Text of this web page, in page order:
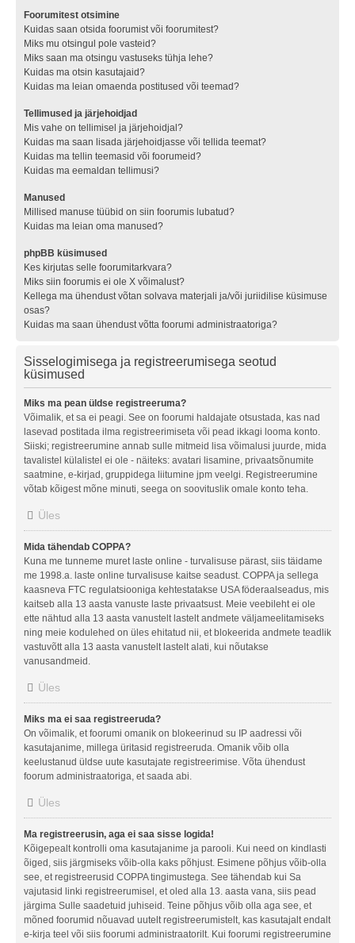
Foorumitest otsimine
Kuidas saan otsida foorumist või foorumitest?
Miks mu otsingul pole vasteid?
Miks saan ma otsingu vastuseks tühja lehe?
Kuidas ma otsin kasutajaid?
Kuidas ma leian omaenda postitused või teemad?
Tellimused ja järjehoidjad
Mis vahe on tellimisel ja järjehoidjal?
Kuidas ma saan lisada järjehoidjasse või tellida teemat?
Kuidas ma tellin teemasid või foorumeid?
Kuidas ma eemaldan tellimusi?
Manused
Millised manuse tüübid on siin foorumis lubatud?
Kuidas ma leian oma manused?
phpBB küsimused
Kes kirjutas selle foorumitarkvara?
Miks siin foorumis ei ole X võimalust?
Kellega ma ühendust võtan solvava materjali ja/või juriidilise küsimuse
osas?
Kuidas ma saan ühendust võtta foorumi administraatoriga?
Sisselogimisega ja registreerumisega seotud
küsimused
Miks ma pean üldse registreeruma?
Võimalik, et sa ei peagi. See on foorumi haldajate otsustada, kas nad
lasevad postitada ilma registreerimiseta või pead ikkagi looma konto.
Siiski; registreerumine annab sulle mitmeid lisa võimalusi juurde, mida
tavalistel külalistel ei ole - näiteks: avatari lisamine, privaatsõnumite
saatmine, e-kirjad, gruppidega liitumine jpm veelgi. Registreerumine
võtab kõigest mõne minuti, seega on soovituslik omale konto teha.
Üles
Mida tähendab COPPA?
Kuna me tunneme muret laste online - turvalisuse pärast, siis täidame
me 1998.a. laste online turvalisuse kaitse seadust. COPPA ja sellega
kaasneva FTC regulatsiooniga kehtestatakse USA föderaalseadus, mis
kaitseb alla 13 aasta vanuste laste privaatsust. Meie veebileht ei ole
ette nähtud alla 13 aasta vanustelt lastelt andmete väljameelitamiseks
ning meie kodulehed on üles ehitatud nii, et blokeerida andmete teadlik
vastuvõtt alla 13 aasta vanustelt lastelt alati, kui nõutakse
vanusandmeid.
Üles
Miks ma ei saa registreeruda?
On võimalik, et foorumi omanik on blokeerinud su IP aadressi või
kasutajanime, millega üritasid registreeruda. Omanik võib olla
keelustanud üldse uute kasutajate registreerimise. Võta ühendust
foorum administraatoriga, et saada abi.
Üles
Ma registreerusin, aga ei saa sisse logida!
Kõigepealt kontrolli oma kasutajanime ja parooli. Kui need on kindlasti
õiged, siis järgmiseks võib-olla kaks põhjust. Esimene põhjus võib-olla
see, et registreerusid COPPA tingimustega. See tähendab kui Sa
vajutasid linki registreerumisel, et oled alla 13. aasta vana, siis pead
järgima Sulle saadetuid juhiseid. Teine põhjus võib olla aga see, et
mõned foorumid nõuavad uutelt registreerumistelt, kas kasutajalt endalt
e-kirja teel või siis foorumi administraatorilt. Kui foorumi registreerumine